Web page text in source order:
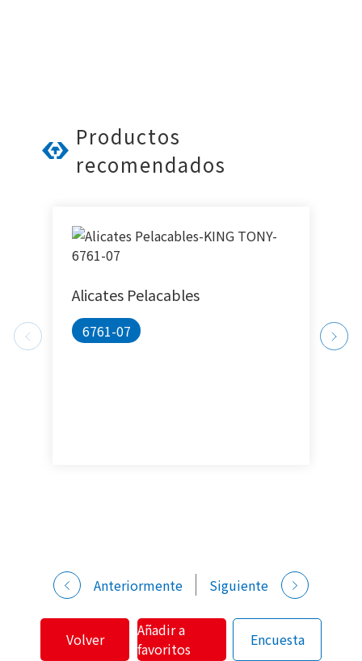
Productos
recomendados
Alicates Pelacables
6761-07
Anteriormente Siguiente
Volver
Añadir a
favoritos
Encuesta